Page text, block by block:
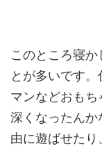
このところ寝
とが多いです
マンなどおも
深くなったんか
由に遊ばせた